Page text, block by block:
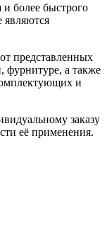
более быстрого
являются
представленных
фурнитуре, а также
и
заказу
её применения.